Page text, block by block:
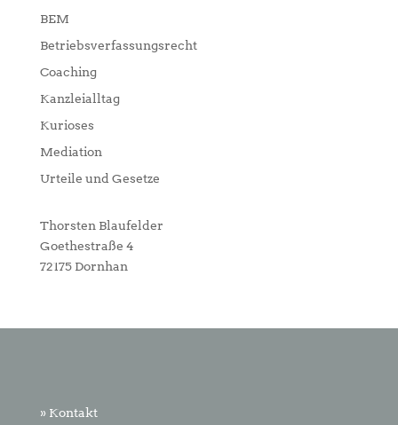
BEM
Betriebsverfassungsrecht
Coaching
Kanzleialltag
Kurioses
Mediation
Urteile und Gesetze
Thorsten Blaufelder
Goethestraße 4
72175 Dornhan
» Kontakt